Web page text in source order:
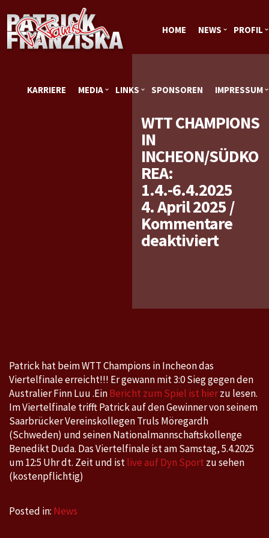
HOME NEWS PROFIL
KARRIERE MEDIA LINKS SPONSOREN IMPRESSUM
WTT CHAMPIONS
IN
INCHEON/SÜDKO
REA:
1.4.-6.4.2025
4. April 2025/
Kommentare
deaktiviertfür
Patrick hat beim WTT Champions in Incheon das
Viertelfinale erreicht!!! Er gewann mit 3:0 Sieg gegen den
Australier Finn Luu .EinBericht zum Spiel ist hierzu lesen.
Im Viertelfinale trifft Patrick auf den Gewinner von seinem
Saarbrücker Vereinskollegen Truls Möregardh
(Schweden) und seinen Nationalmannschaftskollenge
Benedikt Duda. Das Viertelfinale ist am Samstag, 5.4.2025
um 12:5 Uhr dt. Zeit und istlive auf Dyn Sport zu sehen
(kostenpflichtig)
Posted in: News